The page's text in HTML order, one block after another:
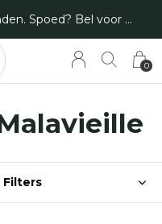
0
Binnen 1 a 2 werkdagen verzonden. Spoed? Bel voor de mogelijkheden.
Filters